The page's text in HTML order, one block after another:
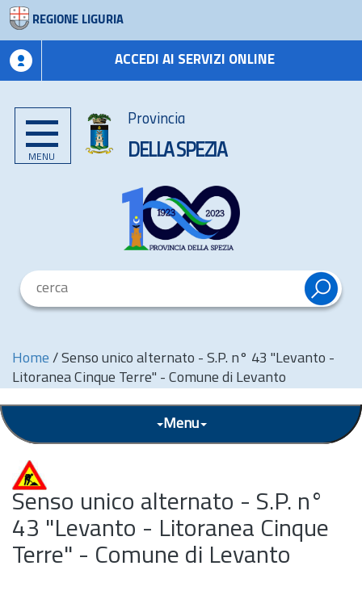
REGIONE LIGURIA
ACCEDI AI SERVIZI ONLINE
MENU
Provincia
DELLA SPEZIA
Home / Senso unico alternato - S.P. n° 43 "Levanto -
Litoranea Cinque Terre" - Comune di Levanto
Menu
Senso unico alternato - S.P. n°
43 "Levanto - Litoranea Cinque
Terre" - Comune di Levanto